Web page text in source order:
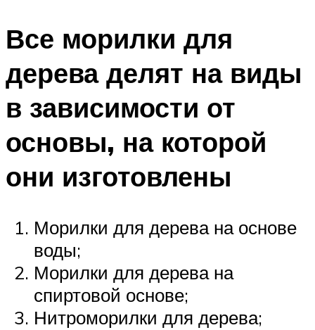
Все морилки для
дерева делят на виды
в зависимости от
основы, на которой
они изготовлены
Морилки для дерева на основе
воды;
Морилки для дерева на
спиртовой основе;
Нитроморилки для дерева;